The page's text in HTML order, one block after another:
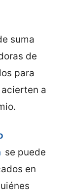
suma
de
para
a
se puede
en